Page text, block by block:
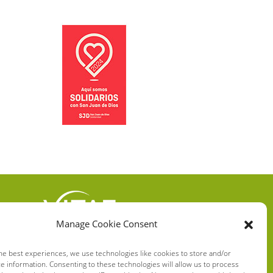
Manage Cookie Consent
best experiences, we use technologies like cookies to store and/or
information. Consenting to these technologies will allow us to process
INNOVATION S.L.
C/ Verneda del Congost, 5